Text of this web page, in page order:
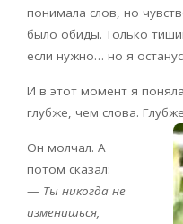
понимала слов, но
было обиды. Только
если нужно… но я
И в этот момент я
глубже, чем слова.
Он молчал. А
потом сказал:
— Ты никогда не
изменишься,